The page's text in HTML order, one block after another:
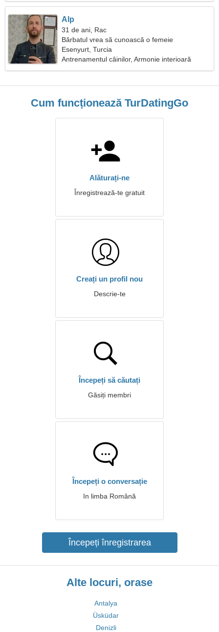
Alp
31 de ani, Rac
Bărbatul vrea să cunoască o femeie
Esenyurt, Turcia
Antrenamentul câinilor, Armonie interioară
Cum funcționează TurDatingGo
Alăturați-ne
Înregistrează-te gratuit
Creați un profil nou
Descrie-te
Începeți să căutați
Găsiți membri
Începeți o conversație
In limba Română
Începeți înregistrarea
Alte locuri, orase
Antalya
Üsküdar
Denizli